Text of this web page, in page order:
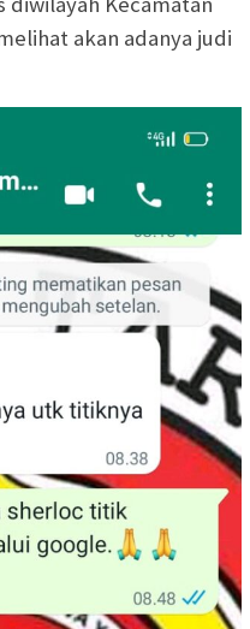
akan adanya judi